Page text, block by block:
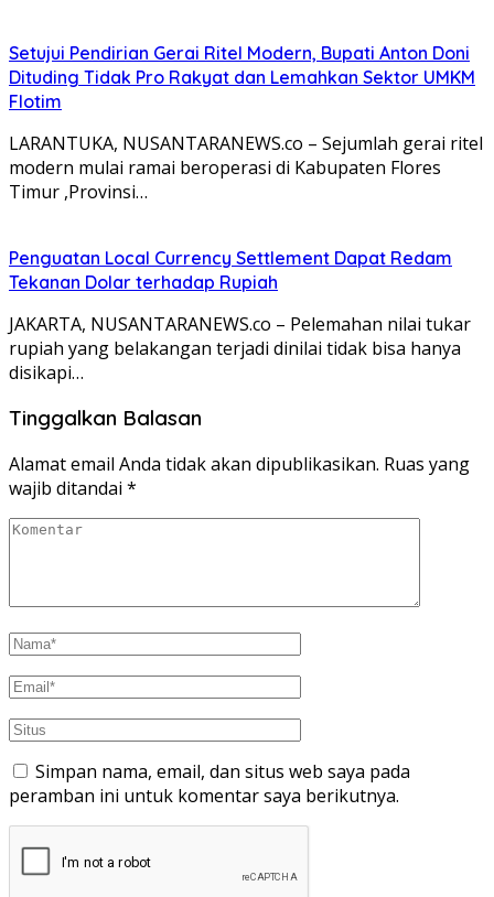
Setujui Pendirian Gerai Ritel Modern, Bupati Anton Doni
Dituding Tidak Pro Rakyat dan Lemahkan Sektor UMKM
Flotim
LARANTUKA, NUSANTARANEWS.co – Sejumlah gerai ritel
modern mulai ramai beroperasi di Kabupaten Flores
Timur ,Provinsi…
Penguatan Local Currency Settlement Dapat Redam
Tekanan Dolar terhadap Rupiah
JAKARTA, NUSANTARANEWS.co – Pelemahan nilai tukar
rupiah yang belakangan terjadi dinilai tidak bisa hanya
disikapi…
Tinggalkan Balasan
Alamat email Anda tidak akan dipublikasikan. Ruas yang
wajib ditandai *
Simpan nama, email, dan situs web saya pada
peramban ini untuk komentar saya berikutnya.